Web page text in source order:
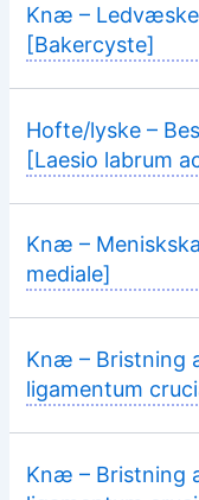
Knæ –
[Bakercyste]
Hofte/lyske –
[Laesio labrum
Knæ –
mediale]
Knæ – Bristning
ligamentum
Knæ – Bristning